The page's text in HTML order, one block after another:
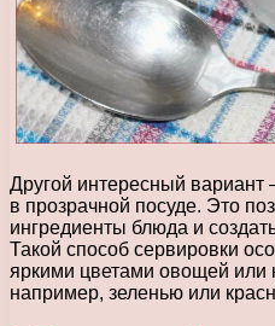
Другой интересный вариант
в прозрачной посуде. Это
ингредиенты блюда и
Такой способ сервировки
яркими цветами овощей или
например, зеленью или